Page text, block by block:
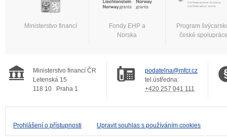
Ministerstvo financí
Fondy EHP a
Norska
Program
české
Ministerstvo financí ČR
Letenská 15
118 10
Praha 1
podatelna@mfcr.cz
tel.ústředna:
+420 257 041 111
Prohlášení o přístupnosti Upravit souhlas s používáním cookies